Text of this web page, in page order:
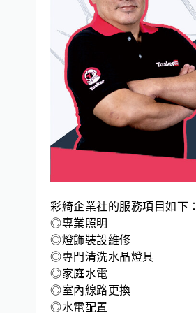
彩綺企業社的服務項目如下：
◎專業照明
◎燈飾裝設維修
◎專門清洗水晶燈具
◎家庭水電
◎室內線路更換
◎水電配置